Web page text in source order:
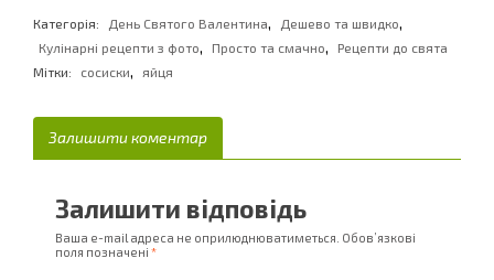
Категорія: День Святого Валентина, Дешево та швидко,
Кулінарні рецепти з фото, Просто та смачно,
Рецепти до свята
Мітки:
сосиски, яйця
Залишити коментар
Залишити відповідь
Ваша e-mail адреса не оприлюднюватиметься. Обов’язкові
поля позначені *